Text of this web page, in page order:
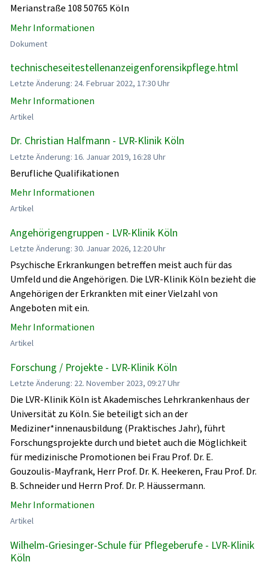
Merianstraße 108 50765 Köln
Mehr Informationen
Dokument
technischeseitestellenanzeigenforensikpflege.html
Letzte Änderung: 24. Februar 2022, 17:30 Uhr
Mehr Informationen
Artikel
Dr. Christian Halfmann - LVR-Klinik Köln
Letzte Änderung: 16. Januar 2019, 16:28 Uhr
Berufliche Qualifikationen
Mehr Informationen
Artikel
Angehörigengruppen - LVR-Klinik Köln
Letzte Änderung: 30. Januar 2026, 12:20 Uhr
Psychische Erkrankungen betreffen meist auch für das
Umfeld und die Angehörigen. Die LVR-Klinik Köln bezieht die
Angehörigen der Erkrankten mit einer Vielzahl von
Angeboten mit ein.
Mehr Informationen
Artikel
Forschung / Projekte - LVR-Klinik Köln
Letzte Änderung: 22. November 2023, 09:27 Uhr
Die LVR-Klinik Köln ist Akademisches Lehrkrankenhaus der
Universität zu Köln. Sie beteiligt sich an der
Mediziner*innenausbildung (Praktisches Jahr), führt
Forschungsprojekte durch und bietet auch die Möglichkeit
für medizinische Promotionen bei Frau Prof. Dr. E.
Gouzoulis-Mayfrank, Herr Prof. Dr. K. Heekeren, Frau Prof. Dr.
B. Schneider und Herrn Prof. Dr. P. Häussermann.
Mehr Informationen
Artikel
Wilhelm-Griesinger-Schule für Pflegeberufe - LVR-Klinik
Köln